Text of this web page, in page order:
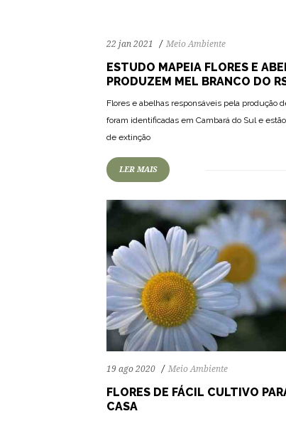
22 jan 2021 Meio Ambiente
ESTUDO MAPEIA FLORES E
PRODUZEM MEL BRANCO DO
Flores e abelhas responsáveis pela produção
foram identificadas em Cambará do Sul e
de extinção
LER MAIS
19 ago 2020 Meio Ambiente
FLORES DE FÁCIL CULTIVO
CASA